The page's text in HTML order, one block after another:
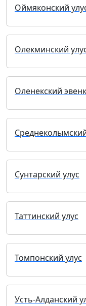
Оймяконский
Олекминский
Оленекский
Сунтарский улус
Таттинский улус
Томпонский улус
Усть-Алданский